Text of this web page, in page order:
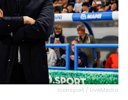
Iconsport / LiveMedia